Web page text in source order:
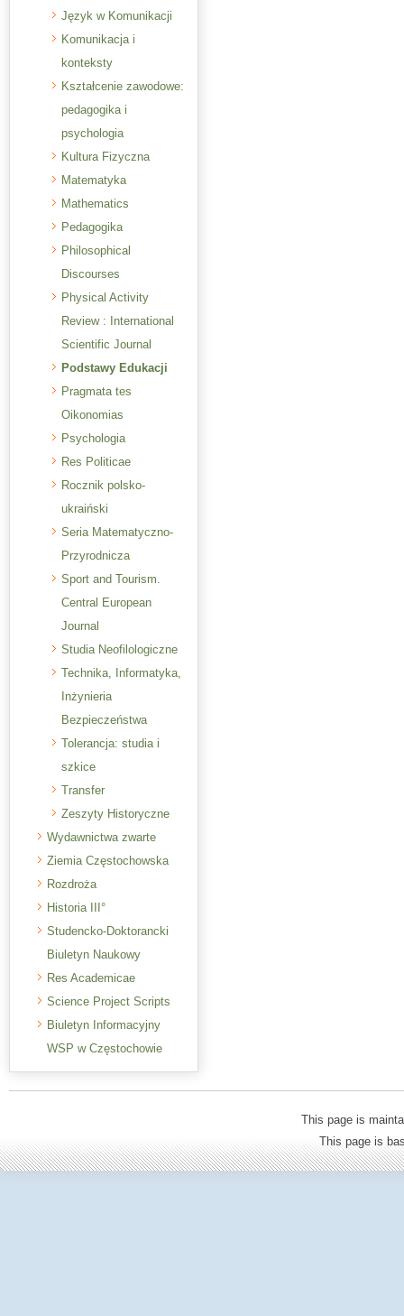
Język w Komunikacji
Komunikacja i
konteksty
Kształcenie zawodowe:
pedagogika i
psychologia
Kultura Fizyczna
Matematyka
Mathematics
Pedagogika
Philosophical
Discourses
Physical Activity
Review : International
Scientific Journal
Podstawy Edukacji
Pragmata tes
Oikonomias
Psychologia
Res Politicae
Rocznik polsko-
ukraiński
Seria Matematyczno-
Przyrodnicza
Sport and Tourism.
Central European
Journal
Studia Neofilologiczne
Technika, Informatyka,
Inżynieria
Bezpieczeństwa
Tolerancja: studia i
szkice
Transfer
Zeszyty Historyczne
Wydawnictwa zwarte
Ziemia Częstochowska
Rozdroża
Historia III°
Studencko-Doktorancki
Biuletyn Naukowy
Res Academicae
Science Project Scripts
Biuletyn Informacyjny
WSP w Częstochowie
This page is
This page is